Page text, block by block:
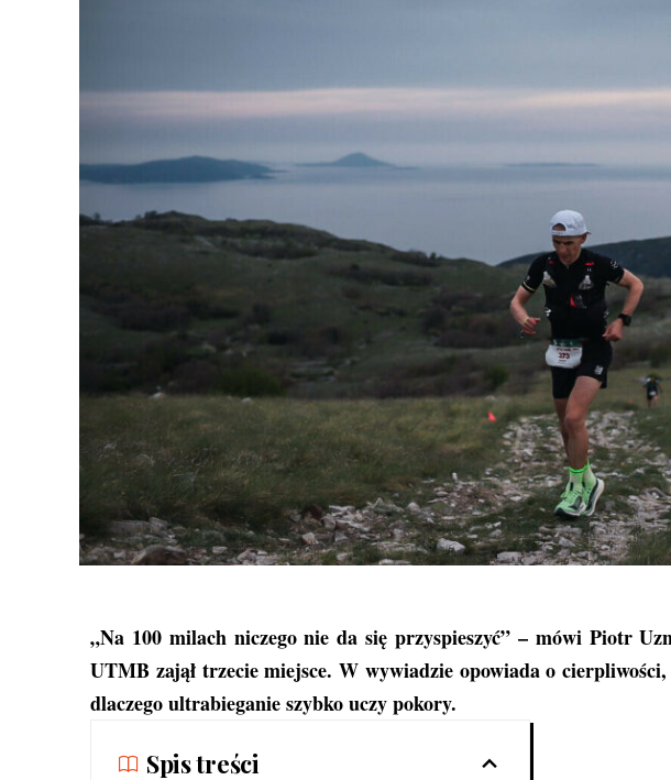
„Na 100 milach niczego nie da się przyspieszyć” – mówi Piotr
UTMB zajął trzecie miejsce. W wywiadzie opowiada o
dlaczego ultrabieganie szybko uczy pokory.
Spis treści